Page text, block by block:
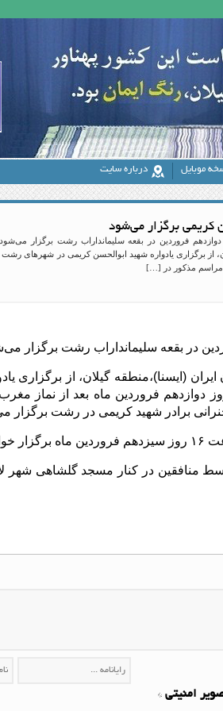
موبایل درباره سایت
کریمی برگزار می‌شود
فروردین در بقعه سلیمانداراب رشت برگزار می‌شود.
از برگزاری یادواره شهید ابوالحسن کریمی در شهرهای
مراسم مذکور در […]
در بقعه سلیمانداراب رشت برگزار
(ایسنا)،منطقه گیلان، از برگزاری
فروردین ماه بعد از نماز
برادر شهید کریمی در رشت برگزار
شد.
کریمی در غروب ۱۳ فروردین ماه سال ۱۳۶۵ توسط منافقین در کنار
امنیتی*